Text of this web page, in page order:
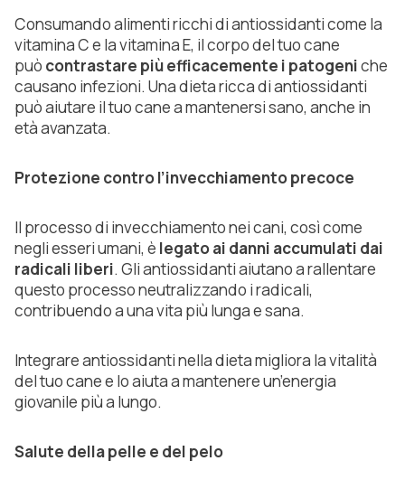
Consumando alimenti ricchi di antiossidanti come la
vitamina C e la vitamina E, il corpo del tuo cane
può contrastare più efficacemente i patogeniche
causano infezioni. Una dieta ricca di antiossidanti
può aiutare il tuo cane a mantenersi sano, anche in
età avanzata.
Protezione contro l’invecchiamento precoce
Il processo di invecchiamento nei cani, così come
negli esseri umani, è legato ai danni accumulati dai
radicali liberi. Gli antiossidanti aiutano a rallentare
questo processo neutralizzando i radicali,
contribuendo a una vita più lunga e sana.
Integrare antiossidanti nella dieta migliora la vitalità
del tuo cane e lo aiuta a mantenere un’energia
giovanile più a lungo.
Salute della pelle e del pelo